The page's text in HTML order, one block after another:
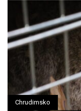
Chrudimsko